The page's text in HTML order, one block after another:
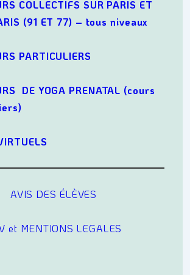
COLLECTIFS SUR PARIS ET
(91 ET 77) – tous niveaux
PARTICULIERS
DE YOGA PRENATAL (cours
AVIS DES ÉLÈVES
et MENTIONS LEGALES